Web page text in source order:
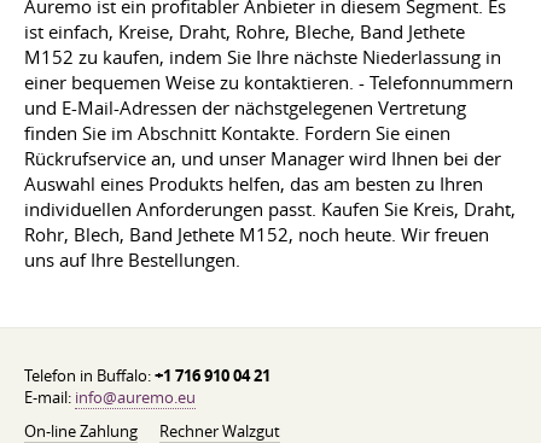
Auremo ist ein profitabler Anbieter in diesem Segment. Es
ist einfach, Kreise, Draht, Rohre, Bleche, Band Jethete
M152 zu kaufen, indem Sie Ihre nächste Niederlassung in
einer bequemen Weise zu kontaktieren. - Telefonnummern
und E-Mail-Adressen der nächstgelegenen Vertretung
finden Sie im Abschnitt Kontakte. Fordern Sie einen
Rückrufservice an, und unser Manager wird Ihnen bei der
Auswahl eines Produkts helfen, das am besten zu Ihren
individuellen Anforderungen passt. Kaufen Sie Kreis, Draht,
Rohr, Blech, Band Jethete M152, noch heute. Wir freuen
uns auf Ihre Bestellungen.
Telefon in Buffalo:+1 716 910 04 21
E-mail: info@auremo.eu
On-line Zahlung
Rechner Walzgut